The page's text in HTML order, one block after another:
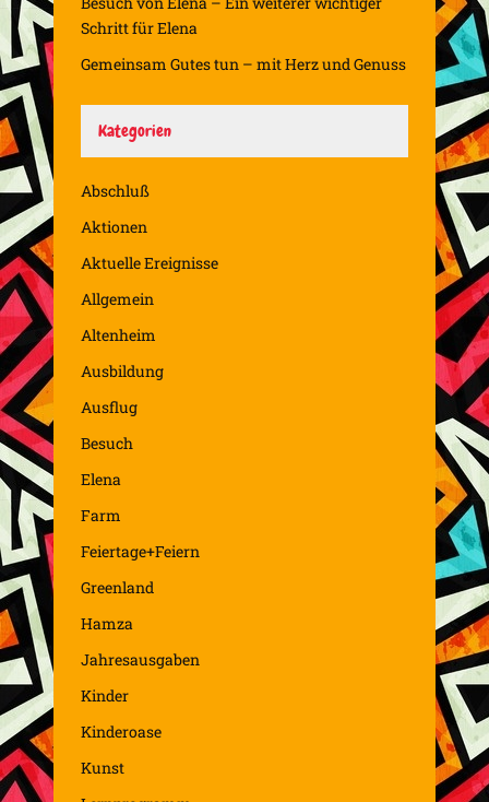
Schritt für Elena
Gemeinsam Gutes tun – mit Herz und Genuss
Kategorien
Abschluß
Aktionen
Aktuelle Ereignisse
Allgemein
Altenheim
Ausbildung
Ausflug
Besuch
Elena
Farm
Feiertage+Feiern
Greenland
Hamza
Jahresausgaben
Kinder
Kinderoase
Kunst